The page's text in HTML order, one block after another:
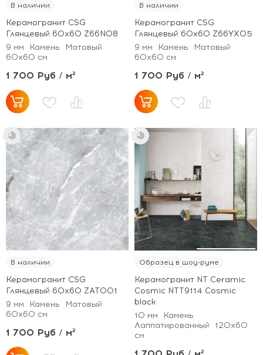
В наличии
Керамогранит CSG
Глянцевый 60x60 Z66N08
9 мм
Камень
Матовый
60x60 см
1 700 Руб / м²
В наличии
Керамогранит CSG
Глянцевый 60x60 Z66YX05
9 мм
Камень
Матовый
60x60 см
1 700 Руб / м²
В наличии
Керамогранит CSG
Глянцевый 60x60 ZAT001
9 мм
Камень
Матовый
60x60 см
1 700 Руб / м²
Образец в шоу-руме
Керамогранит NT Ceramic
Cosmic NTT9114 Cosmic
black
10 мм
Камень
Лаппатированный
120x60
см